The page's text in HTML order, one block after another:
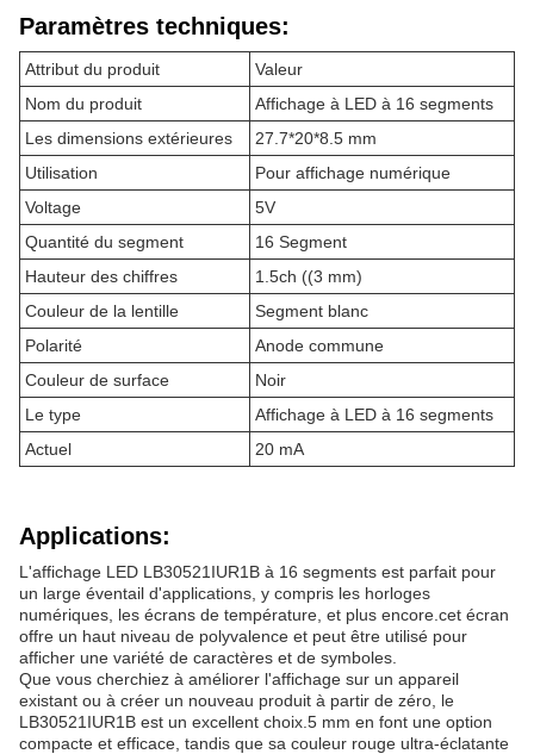
Paramètres techniques:
Attribut du produit
Valeur
Nom du produit
Affichage à LED à 16 segments
Les dimensions extérieures
27.7*20*8.5 mm
Utilisation
Pour affichage numérique
Voltage
5V
Quantité du segment
16 Segment
Hauteur des chiffres
1.5ch ((3 mm)
Couleur de la lentille
Segment blanc
Polarité
Anode commune
Couleur de surface
Noir
Le type
Affichage à LED à 16 segments
Actuel
20 mA
Applications:
L'affichage LED LB30521IUR1B à 16 segments est parfait pour
un large éventail d'applications, y compris les horloges
numériques, les écrans de température, et plus encore.cet écran
offre un haut niveau de polyvalence et peut être utilisé pour
afficher une variété de caractères et de symboles.
Que vous cherchiez à améliorer l'affichage sur un appareil
existant ou à créer un nouveau produit à partir de zéro, le
LB30521IUR1B est un excellent choix.5 mm en font une option
compacte et efficace, tandis que sa couleur rouge ultra-éclatante